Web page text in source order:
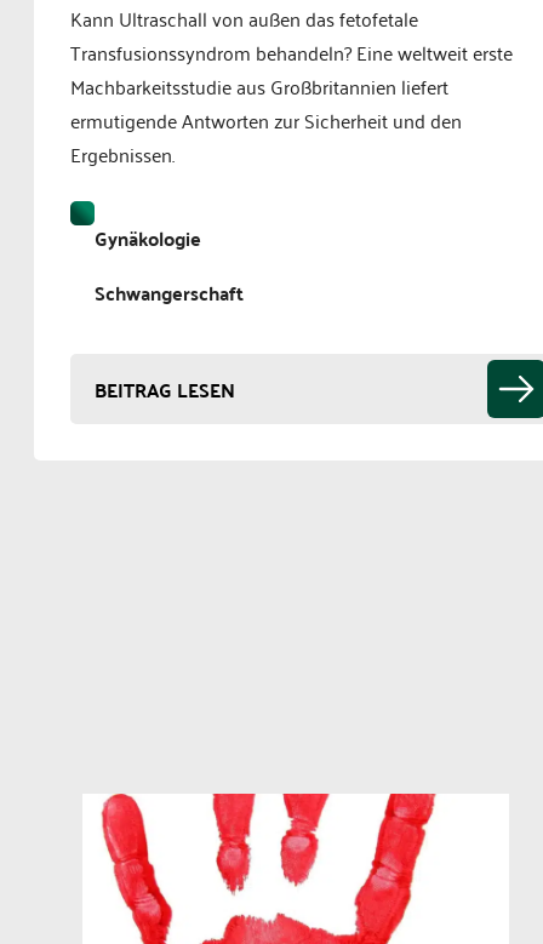
Kann Ultraschall von außen das fetofetale
Transfusionssyndrom behandeln? Eine weltweit erste
Machbarkeitsstudie aus Großbritannien liefert
ermutigende Antworten zur Sicherheit und den
Ergebnissen.
Gynäkologie
Schwangerschaft
BEITRAG LESEN